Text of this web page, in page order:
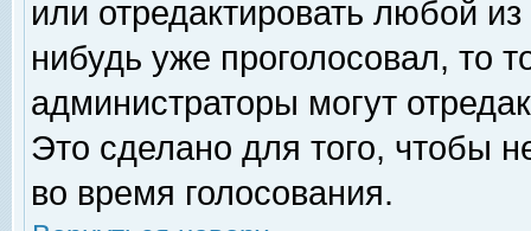
или отредактировать любой
нибудь уже проголосовал, то
администраторы могут
Это сделано для того, чтобы
во время голосования.